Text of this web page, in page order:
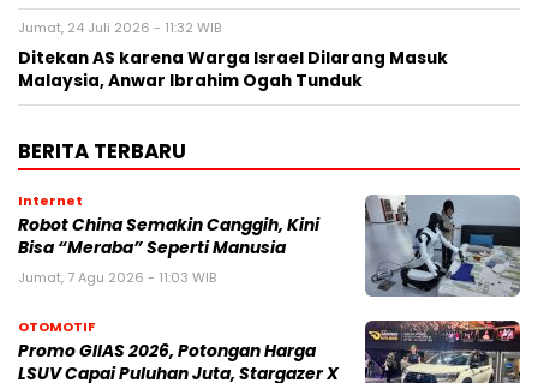
Jumat, 24 Juli 2026 - 11:32 WIB
Ditekan AS karena Warga Israel Dilarang Masuk
Malaysia, Anwar Ibrahim Ogah Tunduk
BERITA TERBARU
Internet
Robot China Semakin Canggih, Kini
Bisa “Meraba” Seperti Manusia
Jumat, 7 Agu 2026 - 11:03 WIB
OTOMOTIF
Promo GIIAS 2026, Potongan Harga
LSUV Capai Puluhan Juta, Stargazer X